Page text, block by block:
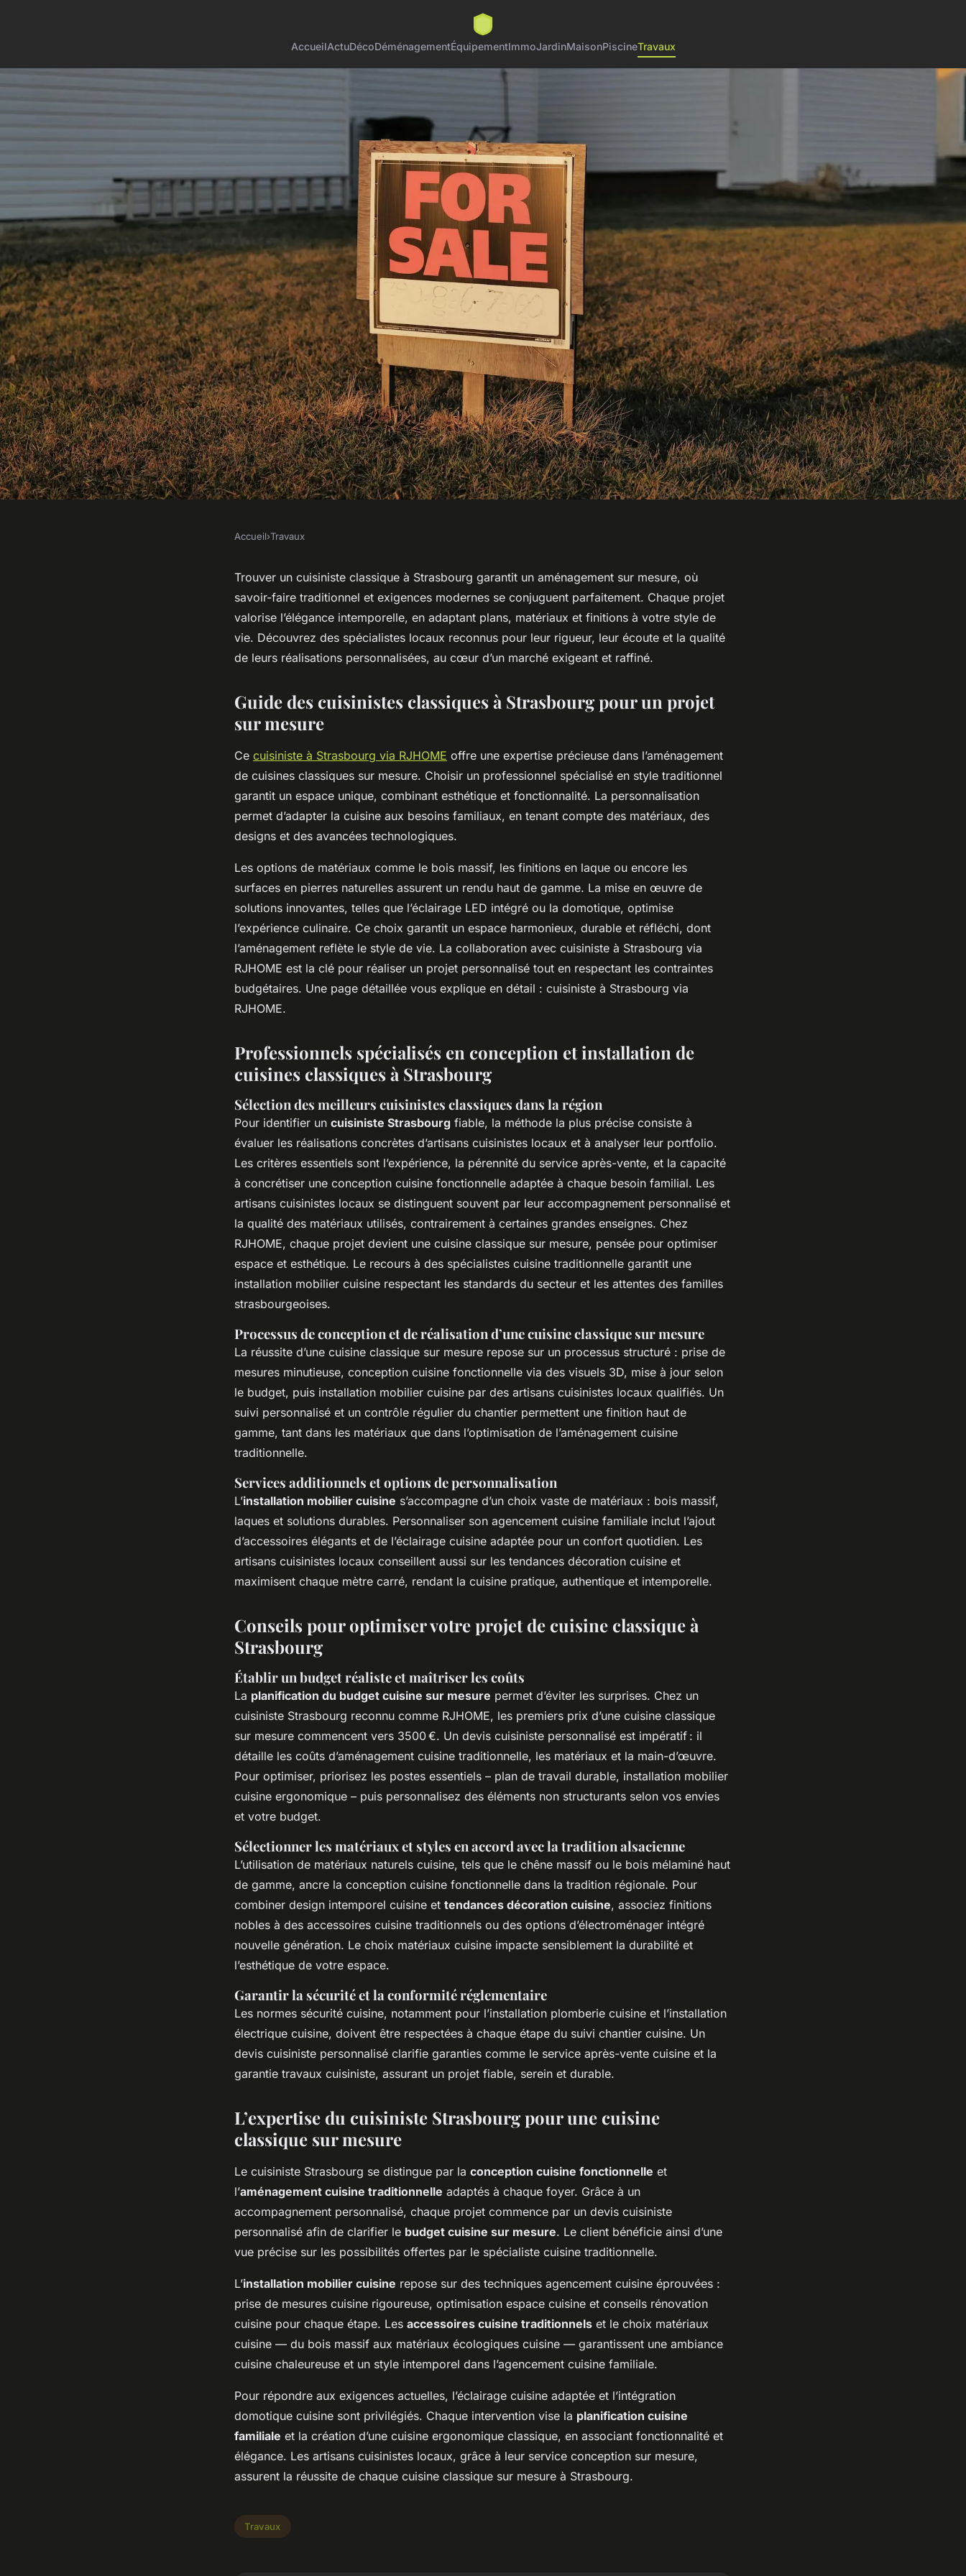
AccueilActuDécoDéménagementÉquipementImmoJardinMaisonPiscineTravaux
Cuisiniste classique à strasbourg :
votre espace sur mesure
Accueil›Travaux
Trouver un cuisiniste classique à Strasbourg garantit un aménagement sur mesure, où
savoir-faire traditionnel et exigences modernes se conjuguent parfaitement. Chaque projet
valorise l’élégance intemporelle, en adaptant plans, matériaux et finitions à votre style de
vie. Découvrez des spécialistes locaux reconnus pour leur rigueur, leur écoute et la qualité
de leurs réalisations personnalisées, au cœur d’un marché exigeant et raffiné.
Guide des cuisinistes classiques à Strasbourg pour un projet
sur mesure
Ce cuisiniste à Strasbourg via RJHOME offre une expertise précieuse dans l’aménagement
de cuisines classiques sur mesure. Choisir un professionnel spécialisé en style traditionnel
garantit un espace unique, combinant esthétique et fonctionnalité. La personnalisation
permet d’adapter la cuisine aux besoins familiaux, en tenant compte des matériaux, des
designs et des avancées technologiques.
Les options de matériaux comme le bois massif, les finitions en laque ou encore les
surfaces en pierres naturelles assurent un rendu haut de gamme. La mise en œuvre de
solutions innovantes, telles que l’éclairage LED intégré ou la domotique, optimise
l’expérience culinaire. Ce choix garantit un espace harmonieux, durable et réfléchi, dont
l’aménagement reflète le style de vie. La collaboration avec cuisiniste à Strasbourg via
RJHOME est la clé pour réaliser un projet personnalisé tout en respectant les contraintes
budgétaires. Une page détaillée vous explique en détail : cuisiniste à Strasbourg via
RJHOME.
Professionnels spécialisés en conception et installation de
cuisines classiques à Strasbourg
Sélection des meilleurs cuisinistes classiques dans la région
Pour identifier un cuisiniste Strasbourg fiable, la méthode la plus précise consiste à
évaluer les réalisations concrètes d’artisans cuisinistes locaux et à analyser leur portfolio.
Les critères essentiels sont l’expérience, la pérennité du service après-vente, et la capacité
à concrétiser une conception cuisine fonctionnelle adaptée à chaque besoin familial. Les
artisans cuisinistes locaux se distinguent souvent par leur accompagnement personnalisé et
la qualité des matériaux utilisés, contrairement à certaines grandes enseignes. Chez
RJHOME, chaque projet devient une cuisine classique sur mesure, pensée pour optimiser
espace et esthétique. Le recours à des spécialistes cuisine traditionnelle garantit une
installation mobilier cuisine respectant les standards du secteur et les attentes des familles
strasbourgeoises.
Processus de conception et de réalisation d’une cuisine classique sur mesure
La réussite d’une cuisine classique sur mesure repose sur un processus structuré : prise de
mesures minutieuse, conception cuisine fonctionnelle via des visuels 3D, mise à jour selon
le budget, puis installation mobilier cuisine par des artisans cuisinistes locaux qualifiés. Un
suivi personnalisé et un contrôle régulier du chantier permettent une finition haut de
gamme, tant dans les matériaux que dans l’optimisation de l’aménagement cuisine
traditionnelle.
Services additionnels et options de personnalisation
L’installation mobilier cuisine s’accompagne d’un choix vaste de matériaux : bois massif,
laques et solutions durables. Personnaliser son agencement cuisine familiale inclut l’ajout
d’accessoires élégants et de l’éclairage cuisine adaptée pour un confort quotidien. Les
artisans cuisinistes locaux conseillent aussi sur les tendances décoration cuisine et
maximisent chaque mètre carré, rendant la cuisine pratique, authentique et intemporelle.
Conseils pour optimiser votre projet de cuisine classique à
Strasbourg
Établir un budget réaliste et maîtriser les coûts
La planification du budget cuisine sur mesure permet d’éviter les surprises. Chez un
cuisiniste Strasbourg reconnu comme RJHOME, les premiers prix d’une cuisine classique
sur mesure commencent vers 3500 €. Un devis cuisiniste personnalisé est impératif : il
détaille les coûts d’aménagement cuisine traditionnelle, les matériaux et la main-d’œuvre.
Pour optimiser, priorisez les postes essentiels – plan de travail durable, installation mobilier
cuisine ergonomique – puis personnalisez des éléments non structurants selon vos envies
et votre budget.
Sélectionner les matériaux et styles en accord avec la tradition alsacienne
L’utilisation de matériaux naturels cuisine, tels que le chêne massif ou le bois mélaminé haut
de gamme, ancre la conception cuisine fonctionnelle dans la tradition régionale. Pour
combiner design intemporel cuisine et tendances décoration cuisine, associez finitions
nobles à des accessoires cuisine traditionnels ou des options d’électroménager intégré
nouvelle génération. Le choix matériaux cuisine impacte sensiblement la durabilité et
l’esthétique de votre espace.
Garantir la sécurité et la conformité réglementaire
Les normes sécurité cuisine, notamment pour l’installation plomberie cuisine et l’installation
électrique cuisine, doivent être respectées à chaque étape du suivi chantier cuisine. Un
devis cuisiniste personnalisé clarifie garanties comme le service après-vente cuisine et la
garantie travaux cuisiniste, assurant un projet fiable, serein et durable.
L’expertise du cuisiniste Strasbourg pour une cuisine
classique sur mesure
Le cuisiniste Strasbourg se distingue par la conception cuisine fonctionnelle et
l’aménagement cuisine traditionnelle adaptés à chaque foyer. Grâce à un
accompagnement personnalisé, chaque projet commence par un devis cuisiniste
personnalisé afin de clarifier le budget cuisine sur mesure. Le client bénéficie ainsi d’une
vue précise sur les possibilités offertes par le spécialiste cuisine traditionnelle.
L’installation mobilier cuisine repose sur des techniques agencement cuisine éprouvées :
prise de mesures cuisine rigoureuse, optimisation espace cuisine et conseils rénovation
cuisine pour chaque étape. Les accessoires cuisine traditionnels et le choix matériaux
cuisine — du bois massif aux matériaux écologiques cuisine — garantissent une ambiance
cuisine chaleureuse et un style intemporel dans l’agencement cuisine familiale.
Pour répondre aux exigences actuelles, l’éclairage cuisine adaptée et l’intégration
domotique cuisine sont privilégiés. Chaque intervention vise la planification cuisine
familiale et la création d’une cuisine ergonomique classique, en associant fonctionnalité et
élégance. Les artisans cuisinistes locaux, grâce à leur service conception sur mesure,
assurent la réussite de chaque cuisine classique sur mesure à Strasbourg.
Travaux